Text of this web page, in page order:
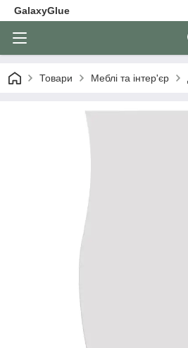
GalaxyGlue
Товари Меблі та інтер'єр